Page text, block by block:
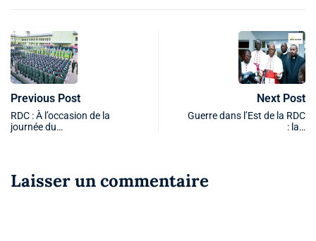
Previous Post
RDC : À l’occasion de la
journée du…
Next Post
Guerre dans l’Est de la RDC
: la…
Laisser un commentaire